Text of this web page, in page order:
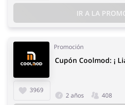
IR A LA
Promoción
3969
Cupón Coolmod: ¡
2 años 408